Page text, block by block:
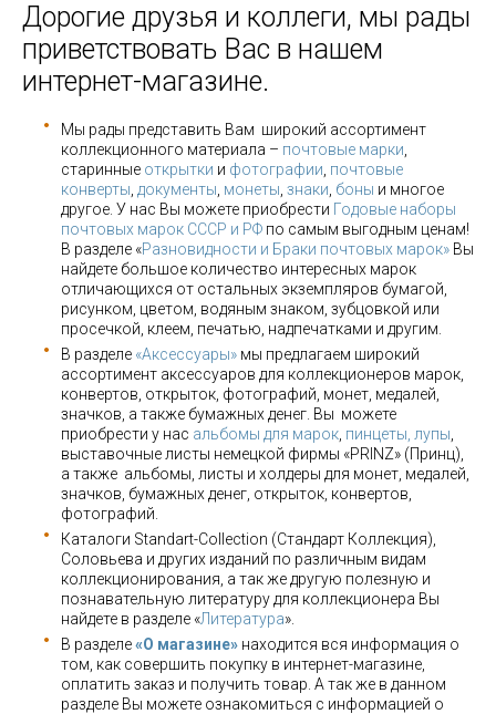
Дорогие друзья и коллеги, мы рады
приветствовать Вас в нашем
интернет-магазине.
Мы рады представить Вам широкий ассортимент
коллекционного материала – почтовые марки
старинные открытки и фотографии почтовые
конверты документы монеты знаки боны и многое
другое. У нас Вы можете приобрести Годовые наборы
почтовых марок СССР и РФ по самым выгодным ценам!
В разделе «Разновидности и Браки почтовых марок» Вы
найдете большое количество интересных марок
отличающихся от остальных экземпляров бумагой,
рисунком, цветом, водяным знаком, зубцовкой или
просечкой, клеем, печатью, надпечатками и другим.
В разделе «Аксессуары» мы предлагаем широкий
ассортимент аксессуаров для коллекционеров марок,
конвертов, открыток, фотографий, монет, медалей,
значков, а также бумажных денег. Вы можете
приобрести у нас альбомы для марок пинцеты, лупы
выставочные листы немецкой фирмы «PRINZ» (Принц),
а также альбомы, листы и холдеры для монет, медалей,
значков, бумажных денег, открыток, конвертов,
фотографий.
Каталоги Standart-Collection (Стандарт Коллекция),
Соловьева и других изданий по различным видам
коллекционирования, а так же другую полезную и
познавательную литературу для коллекционера Вы
найдете в разделе «Литература».
В разделе«О магазине» находится вся информация о
том, как совершить покупку в интернет-магазине,
оплатить заказ и получить товар. А так же в данном
разделе Вы можете ознакомиться с информацией о